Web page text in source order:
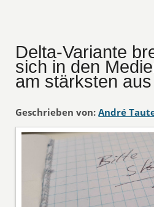
Delta-Variante
sich in den
am stärksten aus
Geschrieben von: André